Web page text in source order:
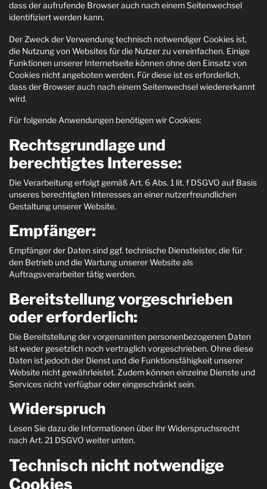
dass der aufrufende Browser auch nach einem Seitenwechsel
identifiziert werden kann.
Der Zweck der Verwendung technisch notwendiger Cookies ist,
die Nutzung von Websites für die Nutzer zu vereinfachen. Einige
Funktionen unserer Internetseite können ohne den Einsatz von
Cookies nicht angeboten werden. Für diese ist es erforderlich,
dass der Browser auch nach einem Seitenwechsel wiedererkannt
wird.
Für folgende Anwendungen benötigen wir Cookies:
Rechtsgrundlage und
berechtigtes Interesse:
Die Verarbeitung erfolgt gemäß Art. 6 Abs. 1 lit. f DSGVO auf Basis
unseres berechtigten Interesses an einer nutzerfreundlichen
Gestaltung unserer Website.
Empfänger:
Empfänger der Daten sind ggf. technische Dienstleister, die für
den Betrieb und die Wartung unserer Website als
Auftragsverarbeiter tätig werden.
Bereitstellung vorgeschrieben
oder erforderlich:
Die Bereitstellung der vorgenannten personenbezogenen Daten
ist weder gesetzlich noch vertraglich vorgeschrieben. Ohne diese
Daten ist jedoch der Dienst und die Funktionsfähigkeit unserer
Website nicht gewährleistet. Zudem können einzelne Dienste und
Services nicht verfügbar oder eingeschränkt sein.
Widerspruch
Lesen Sie dazu die Informationen über Ihr Widerspruchsrecht
nach Art. 21 DSGVO weiter unten.
Technisch nicht notwendige
Cookies